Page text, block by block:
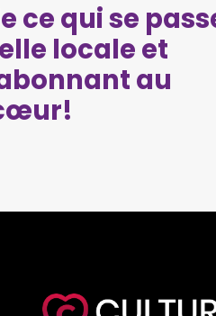
ce qui se
locale et
au